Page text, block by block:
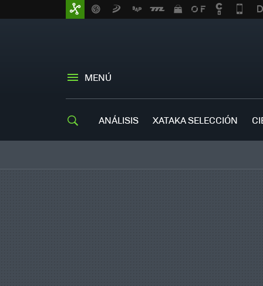
MENÚ
ANÁLISIS XATAKA SELECCIÓN